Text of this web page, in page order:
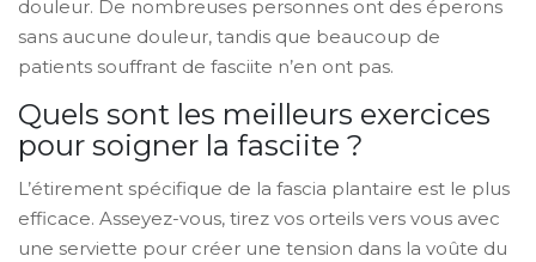
douleur. De nombreuses personnes ont des éperons
sans aucune douleur, tandis que beaucoup de
patients souffrant de fasciite n’en ont pas.
Quels sont les meilleurs exercices
pour soigner la fasciite ?
L’étirement spécifique de la fascia plantaire est le plus
efficace. Asseyez-vous, tirez vos orteils vers vous avec
une serviette pour créer une tension dans la voûte du